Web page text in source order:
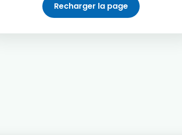
Recharger la page